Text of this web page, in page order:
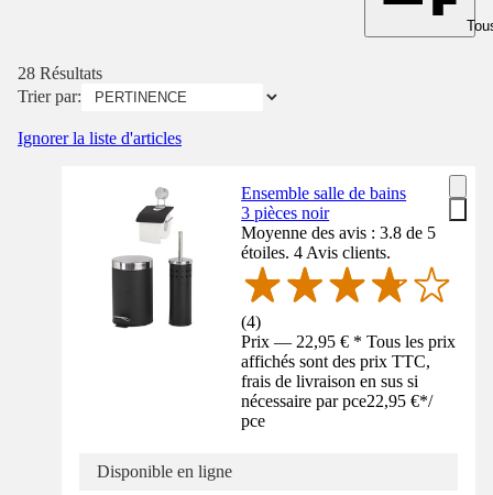
28 Résultats
Trier par:
Ignorer la liste d'articles
Ensemble salle de bains
3 pièces noir
Moyenne des avis : 3.8 de 5
étoiles. 4 Avis clients.
(4)
Prix — 22,95 € * Tous les prix
affichés sont des prix TTC,
frais de livraison en sus si
nécessaire par pce22,95 €*/
pce
Disponible en ligne